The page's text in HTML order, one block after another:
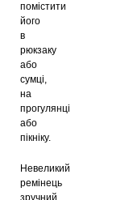
помістити
його
в
рюкзаку
або
сумці,
на
прогулянці
або
пікніку.
Невеликий
ремінець
зручний